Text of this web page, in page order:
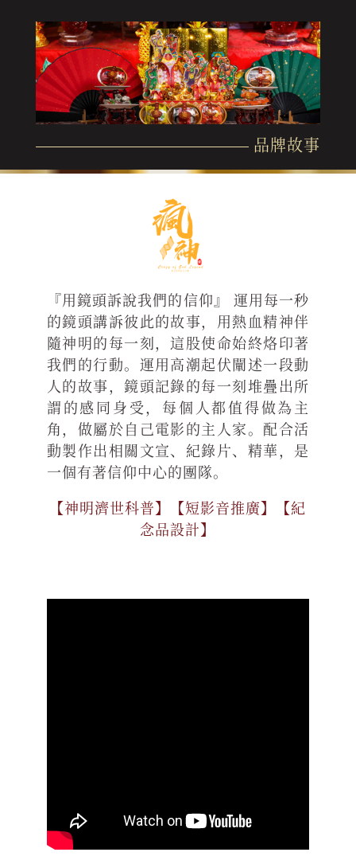
品牌故事
『用鏡頭訴說我們的信仰』 運用每一秒
的鏡頭講訴彼此的故事，用熱血精神伴
隨神明的每一刻，這股使命始終烙印著
我們的行動。運用高潮起伏闡述一段動
人的故事，鏡頭記錄的每一刻堆疊出所
謂的感同身受，每個人都值得做為主
角，做屬於自己電影的主人家。配合活
動製作出相關文宣、紀錄片、精華，是
一個有著信仰中心的團隊。
【神明濟世科普】【短影音推廣】【紀
念品設計】